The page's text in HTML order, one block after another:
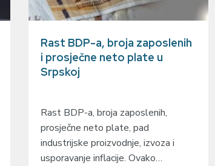
Rast BDP-a, broja zaposlenih
i prosječne neto plate u
Srpskoj
Rast BDP-a, broja zaposlenih,
prosječne neto plate, pad
industrijske proizvodnje, izvoza i
usporavanje inflacije. Ovako…